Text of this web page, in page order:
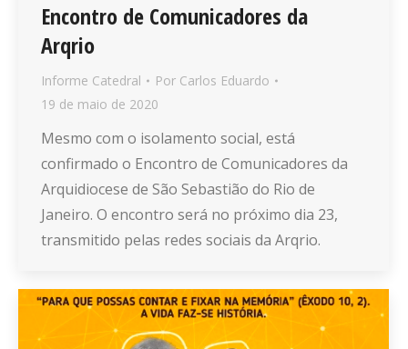
Encontro de Comunicadores da
Arqrio
Informe Catedral Por Carlos Eduardo
19 de maio de 2020
Mesmo com o isolamento social, está
confirmado o Encontro de Comunicadores da
Arquidiocese de São Sebastião do Rio de
Janeiro. O encontro será no próximo dia 23,
transmitido pelas redes sociais da Arqrio.